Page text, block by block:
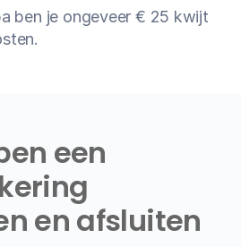
ben je ongeveer € 25 kwijt
een
en afsluiten